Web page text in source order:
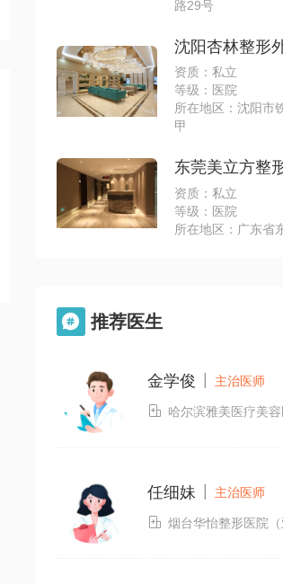
路29号
沈阳杏林整形
资质：私立
等级：医院
所在地区：沈阳市
甲
东莞美立方整
资质：私立
等级：医院
所在地区：广东省
 推荐医生
金学俊 主治医师
 哈尔滨雅美医疗美
任细妹 主治医师
 烟台华怡整形医院（